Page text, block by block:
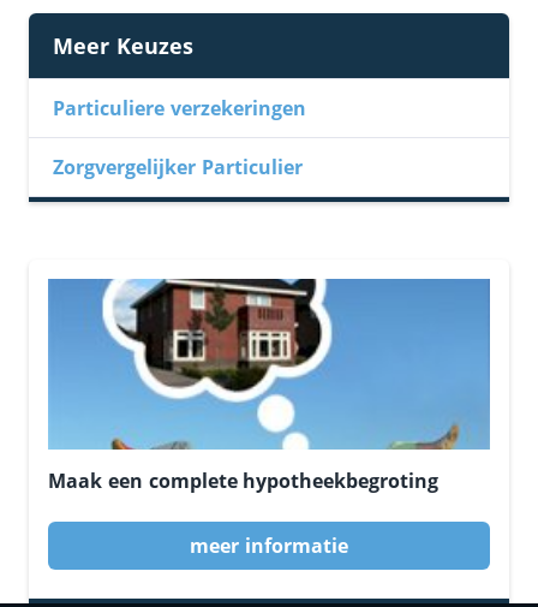
Meer Keuzes
Particuliere verzekeringen
Zorgvergelijker Particulier
Maak een complete hypotheekbegroting
meer informatie